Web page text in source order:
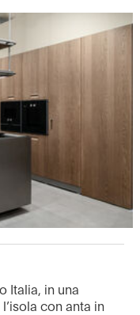
Italia, in una
con anta in